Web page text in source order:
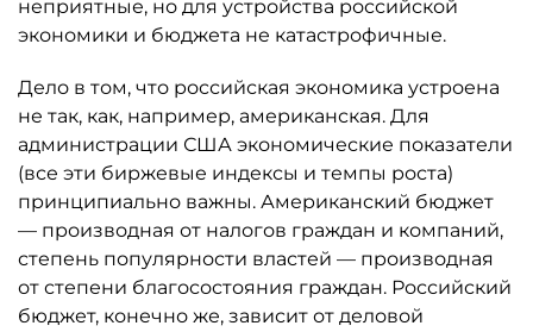
неприятные, но для устройства российской
экономики и бюджета не катастрофичные.
Дело в том, что российская экономика устроена
не так, как, например, американская. Для
администрации США экономические показатели
(все эти биржевые индексы и темпы роста)
принципиально важны. Американский бюджет
— производная от налогов граждан и компаний,
степень популярности властей — производная
от степени благосостояния граждан. Российский
бюджет, конечно же, зависит от деловой